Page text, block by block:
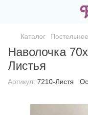
Каталог
Наволочка
Листья
Артикул: 7210-Листя